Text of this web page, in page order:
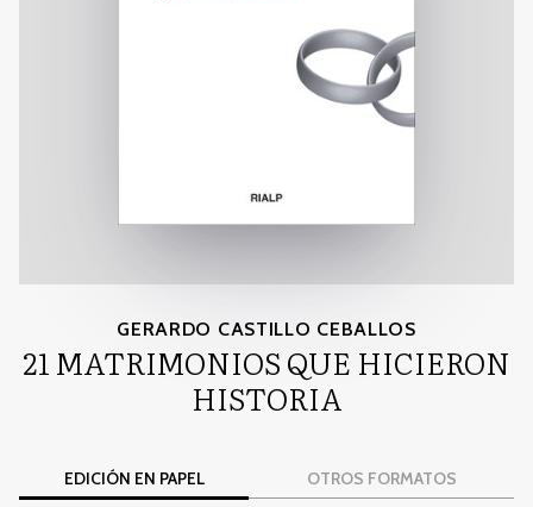
GERARDO CASTILLO CEBALLOS
21 MATRIMONIOS QUE HICIERON
HISTORIA
EDICIÓN EN PAPEL OTROS FORMATOS